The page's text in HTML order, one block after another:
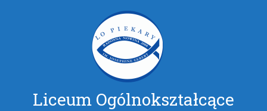
Liceum Ogólnokształcące